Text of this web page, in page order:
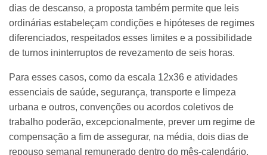
dias de descanso, a proposta também permite que leis
ordinárias estabeleçam condições e hipóteses de regimes
diferenciados, respeitados esses limites e a possibilidade
de turnos ininterruptos de revezamento de seis horas.
Para esses casos, como da escala 12x36 e atividades
essenciais de saúde, segurança, transporte e limpeza
urbana e outros, convenções ou acordos coletivos de
trabalho poderão, excepcionalmente, prever um regime de
compensação a fim de assegurar, na média, dois dias de
repouso semanal remunerado dentro do mês-calendário.